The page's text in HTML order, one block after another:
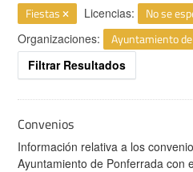
Fiestas
Licencias: No se
Organizaciones: Ayuntamiento
Filtrar Resultados
Convenios
Información relativa a los
Ayuntamiento de Ponferrada con